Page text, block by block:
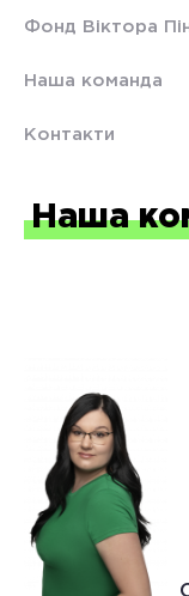
Фонд Віктора
Наша команда
Контакти
Наша